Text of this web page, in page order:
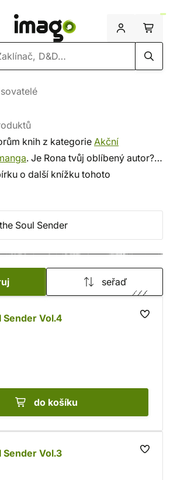
knih z kategorie Akční
. Je Rona tvůj oblíbený autor?
o další knížku tohoto
si prohlédni
U nás si vybereš z méně
proslulých. ✔️ Nabízíme levnou
a bezpečný nákup!
Soul Sender
seřaď
Sender Vol.4
do košíku
Sender Vol.3